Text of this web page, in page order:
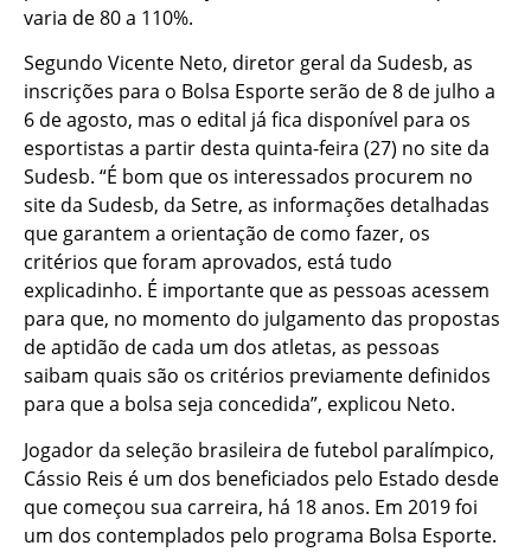
varia de 80 a 110%.
Segundo Vicente Neto, diretor geral da Sudesb, as
inscrições para o Bolsa Esporte serão de 8 de julho a
6 de agosto, mas o edital já fica disponível para os
esportistas a partir desta quinta-feira (27) no site da
Sudesb. “É bom que os interessados procurem no
site da Sudesb, da Setre, as informações detalhadas
que garantem a orientação de como fazer, os
critérios que foram aprovados, está tudo
explicadinho. É importante que as pessoas acessem
para que, no momento do julgamento das propostas
de aptidão de cada um dos atletas, as pessoas
saibam quais são os critérios previamente definidos
para que a bolsa seja concedida”, explicou Neto.
Jogador da seleção brasileira de futebol paralímpico,
Cássio Reis é um dos beneficiados pelo Estado desde
que começou sua carreira, há 18 anos. Em 2019 foi
um dos contemplados pelo programa Bolsa Esporte.